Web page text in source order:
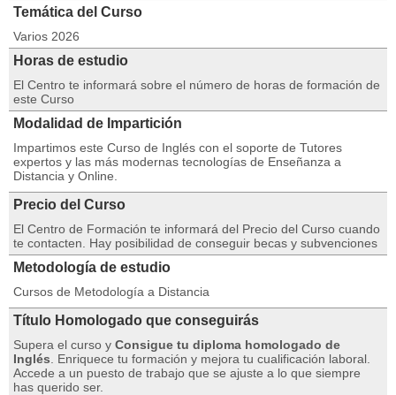
Temática del Curso
Varios 2026
Horas de estudio
El Centro te informará sobre el número de horas de formación de
este Curso
Modalidad de Impartición
Impartimos este Curso de Inglés con el soporte de Tutores
expertos y las más modernas tecnologías de Enseñanza a
Distancia y Online.
Precio del Curso
El Centro de Formación te informará del Precio del Curso cuando
te contacten. Hay posibilidad de conseguir becas y subvenciones
Metodología de estudio
Cursos de Metodología a Distancia
Título Homologado que conseguirás
Supera el curso y Consigue tu diploma homologado de
Inglés . Enriquece tu formación y mejora tu cualificación laboral.
Accede a un puesto de trabajo que se ajuste a lo que siempre
has querido ser.